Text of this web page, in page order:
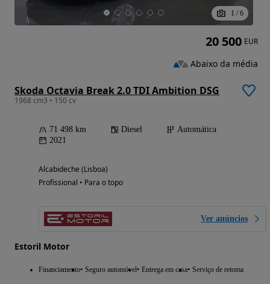
1 / 6
Skoda Octavia Break 2.0 TDI Ambition DSG
1968 cm3 • 150 cv
71 498 km Diesel
Automática
2021
Alcabideche (Lisboa)
Profissional • Para o topo
Ver anúncios
Estoril Motor
Financiamento Seguro automóvel Entrega em casa Serviço de retoma
20 500 EUR
Abaixo da média